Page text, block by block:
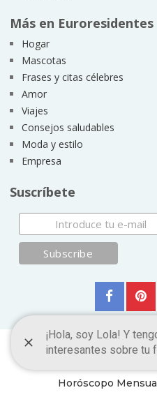
Más en Euroresidentes
Hogar
Mascotas
Frases y citas célebres
Amor
Viajes
Consejos saludables
Moda y estilo
Empresa
Suscríbete
Horóscopo Mensual